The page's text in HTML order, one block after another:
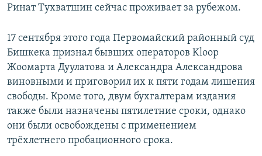
Ринат Тухватшин сейчас проживает за рубежом.
17 сентября этого года Первомайский районный суд
Бишкека признал бывших операторов Kloop
Жоомарта Дуулатова и Александра Александрова
виновными и приговорил их к пяти годам лишения
свободы. Кроме того, двум бухгалтерам издания
также были назначены пятилетние сроки, однако
они были освобождены с применением
трёхлетнего пробационного срока.